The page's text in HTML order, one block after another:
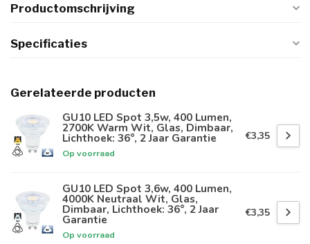
Productomschrijving
Specificaties
Gerelateerde producten
GU10 LED Spot 3,5w, 400 Lumen,
2700K Warm Wit, Glas, Dimbaar,
Lichthoek: 36°, 2 Jaar Garantie
Op voorraad
€3,35
GU10 LED Spot 3,6w, 400 Lumen,
4000K Neutraal Wit, Glas,
Dimbaar, Lichthoek: 36°, 2 Jaar
Garantie
Op voorraad
€3,35